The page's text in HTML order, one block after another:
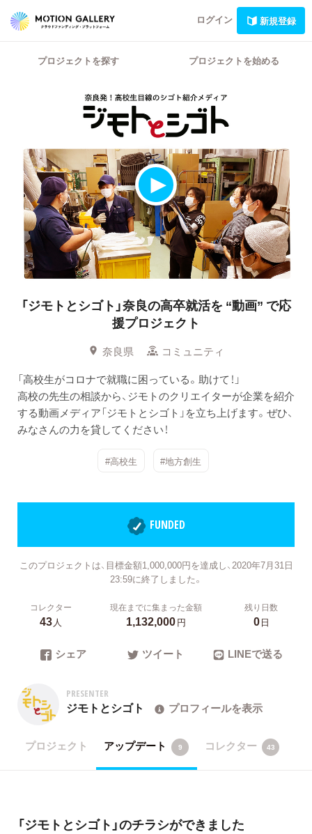
ログイン 新規登録
プロジェクトを探す プロジェクトを始める
「ジモトとシゴト」奈良の高卒就活を “動画” で応
援プロジェクト
奈良県
コミュニティ
「高校生がコロナで就職に困っている。助けて！」
高校の先生の相談から、ジモトのクリエイターが企業を紹介
する動画メディア「ジモトとシゴト」を立ち上げます。ぜひ、
みなさんの力を貸してください！
#高校生 #地方創生
FUNDED
このプロジェクトは、目標金額1,000,000円を達成し、2020年7月31日
23:59に終了しました。
コレクター
43人
現在までに集まった金額
1,132,000円
残り日数
0日
シェア ツイート LINEで送る
PRESENTER
ジモトとシゴト プロフィールを表示
プロジェクト アップデート 9 コレクター 43
「ジモトとシゴト」のチラシができました